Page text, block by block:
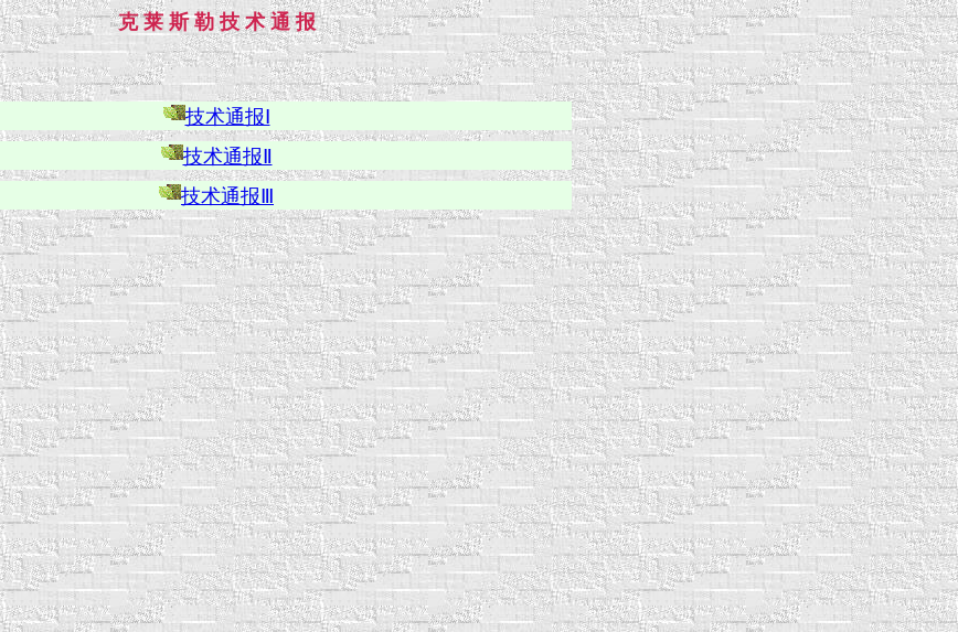
克 莱 斯 勒 技 术 通 报
技术通报Ⅰ
技术通报Ⅱ
技术通报Ⅲ